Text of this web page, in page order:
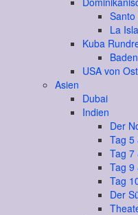
Santo
La
Kuba
USA von
Asien
Dubai
Indien
Der
Tag 5
Tag 7
Tag 9
Tag
Der